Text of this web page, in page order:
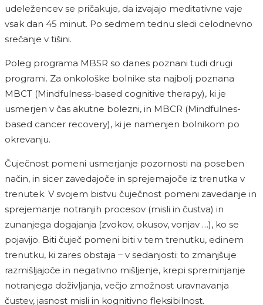
udeležencev se pričakuje, da izvajajo meditativne vaje
vsak dan 45 minut. Po sedmem tednu sledi celodnevno
srečanje v tišini.
Poleg programa MBSR so danes poznani tudi drugi
programi. Za onkološke bolnike sta najbolj poznana
MBCT (Mindfulness-based cognitive therapy), ki je
usmerjen v čas akutne bolezni, in MBCR (Mindfulnes-
based cancer recovery), ki je namenjen bolnikom po
okrevanju.
Čuječnost pomeni usmerjanje pozornosti na poseben
način, in sicer zavedajoče in sprejemajoče iz trenutka v
trenutek. V svojem bistvu čuječnost pomeni zavedanje in
sprejemanje notranjih procesov (misli in čustva) in
zunanjega dogajanja (zvokov, okusov, vonjav …), ko se
pojavijo. Biti čuječ pomeni biti v tem trenutku, edinem
trenutku, ki zares obstaja ̶ v sedanjosti: to zmanjšuje
razmišljajoče in negativno mišljenje, krepi spreminjanje
notranjega doživljanja, večjo zmožnost uravnavanja
čustev, jasnost misli in kognitivno fleksibilnost.